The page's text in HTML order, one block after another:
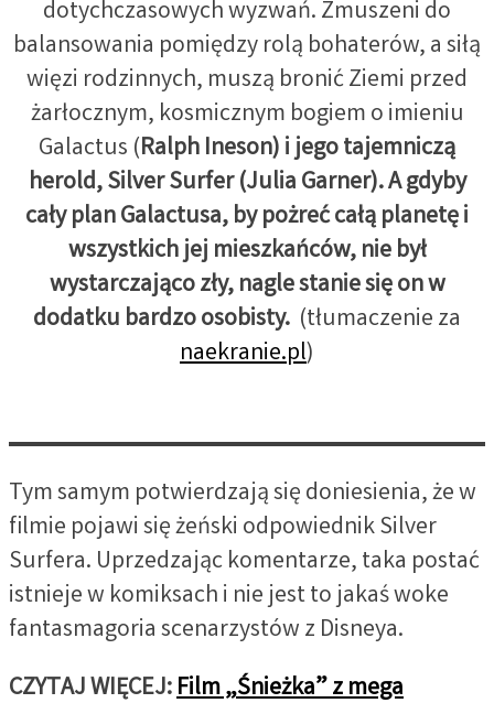
dotychczasowych wyzwań. Zmuszeni do
balansowania pomiędzy rolą bohaterów, a siłą
więzi rodzinnych, muszą bronić Ziemi przed
żarłocznym, kosmicznym bogiem o imieniu
Galactus (Ralph Ineson) i jego tajemniczą
herold, Silver Surfer (Julia Garner). A gdyby
cały plan Galactusa, by pożreć całą planetę i
wszystkich jej mieszkańców, nie był
wystarczająco zły, nagle stanie się on w
dodatku bardzo osobisty. (tłumaczenie za
naekranie.pl)
Tym samym potwierdzają się doniesienia, że w
filmie pojawi się żeński odpowiednik Silver
Surfera. Uprzedzając komentarze, taka postać
istnieje w komiksach i nie jest to jakaś woke
fantasmagoria scenarzystów z Disneya.
CZYTAJ WIĘCEJ:Film „Śnieżka” z mega